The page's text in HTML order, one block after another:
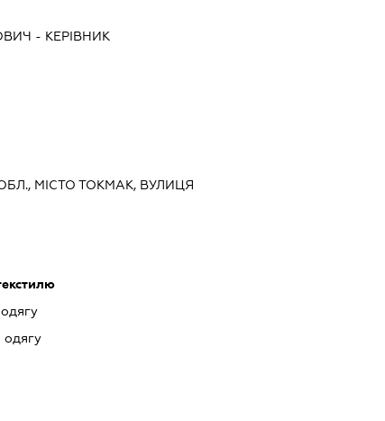
- КЕРІВНИК
МІСТО ТОКМАК, ВУЛИЦЯ